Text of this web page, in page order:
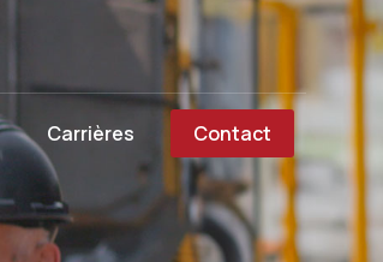
Carrières Contact